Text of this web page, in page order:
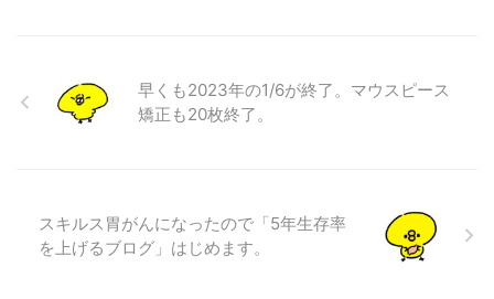
早くも2023年の1/6が終了。マウスピース
矯正も20枚終了。
スキルス胃がんになったので「5年生存率
を上げるブログ」はじめます。